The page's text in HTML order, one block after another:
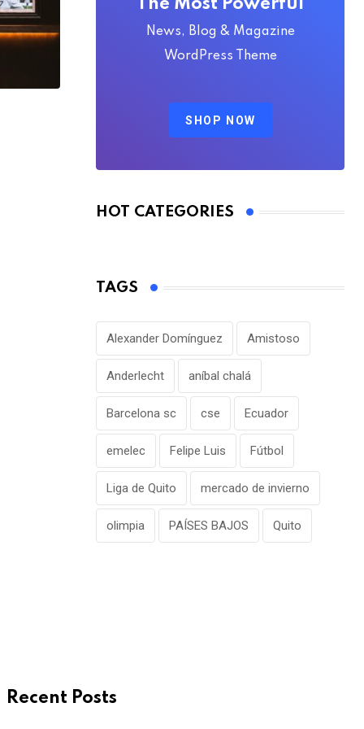
con
The Most Powerful
News, Blog & Magazine
WordPress Theme
SHOP NOW
HOT CATEGORIES
TAGS
Alexander Domínguez Amistoso
Anderlecht aníbal chalá
Barcelona sc cse Ecuador
emelec Felipe Luis Fútbol
Liga de Quito mercado de invierno
olimpia PAÍSES BAJOS Quito
Recent Posts